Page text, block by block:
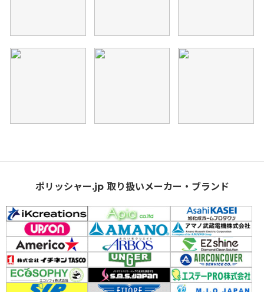
ポリッシャー.jp 取り扱いメーカー・ブランド